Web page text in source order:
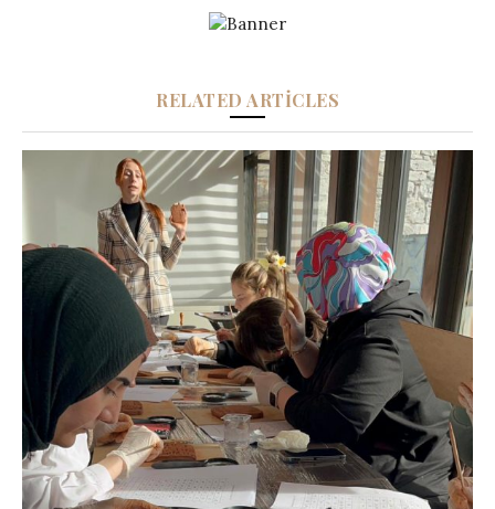
RELATED ARTICLES